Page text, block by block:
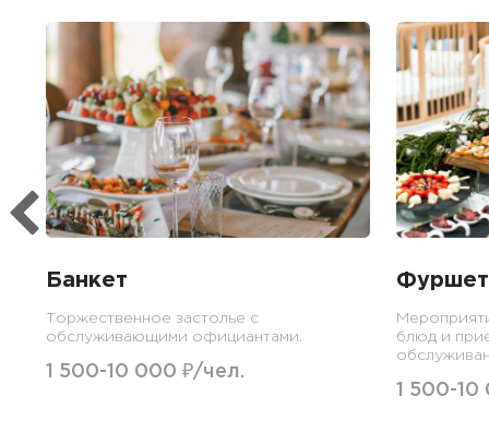
Банкет
Торжественное застолье с
обслуживающими официантами.
1 500-10 000 ₽/чел.
Фуршет
блюд и
1 500-10